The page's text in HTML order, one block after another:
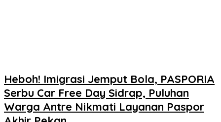
Heboh! Imigrasi Jemput Bola, PASPORIA
Serbu Car Free Day Sidrap, Puluhan
Warga Antre Nikmati Layanan Paspor